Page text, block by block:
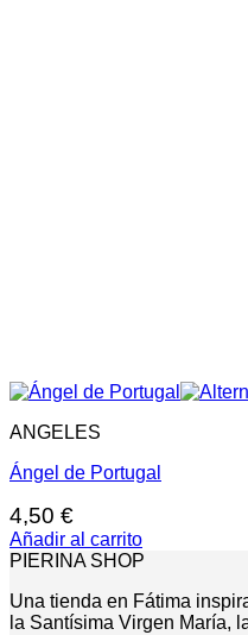
ANGELES
Ángel de Portugal
4,50 €
Añadir al carrito
PIERINA SHOP
Una tienda en Fátima
la Santísima Virgen María,